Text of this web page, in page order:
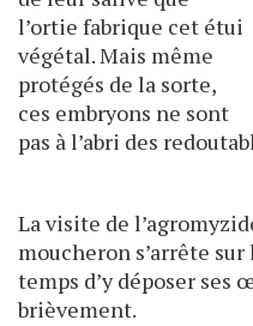
l’ortie fabrique cet étui
végétal. Mais même
protégés de la sorte,
ces embryons ne sont
pas à l’abri des
La visite de
moucheron s’arrête sur
temps d’y déposer
brièvement.